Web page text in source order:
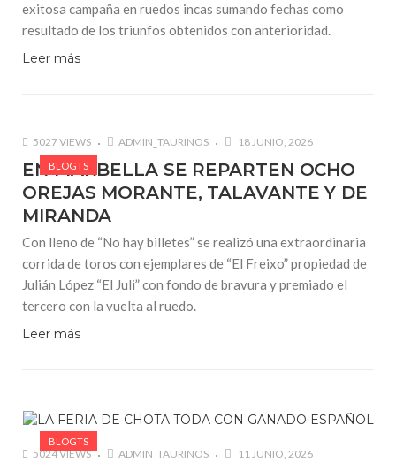
exitosa campaña en ruedos incas sumando fechas como
resultado de los triunfos obtenidos con anterioridad.
Leer más
BLOGTS
5027 VIEWS ADMIN_TAURINOS 18 JUNIO, 2026
EN MARBELLA SE REPARTEN OCHO
OREJAS MORANTE, TALAVANTE Y DE
MIRANDA
Con lleno de “No hay billetes” se realizó una extraordinaria
corrida de toros con ejemplares de “El Freixo” propiedad de
Julián López “El Juli” con fondo de bravura y premiado el
tercero con la vuelta al ruedo.
Leer más
BLOGTS
5024 VIEWS ADMIN_TAURINOS 11 JUNIO, 2026